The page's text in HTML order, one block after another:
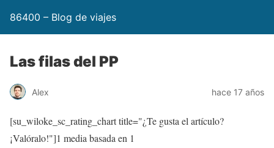
86400 – Blog de viajes
Las filas del PP
Alex hace 17 años
[su_wiloke_sc_rating_chart title="¿Te gusta el artículo?
¡Valóralo!"]1 media basada en 1